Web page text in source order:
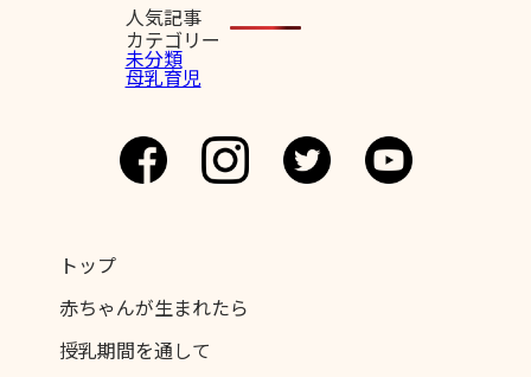
授乳期間を通して
助産院検索
卒乳を考え始めたら
人気記事
カテゴリー
未分類
母乳育児
トップ
赤ちゃんが生まれたら
授乳期間を通して